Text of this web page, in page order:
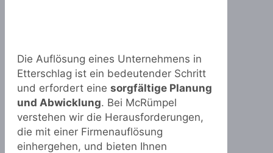
Die Auflösung eines Unternehmens in
Etterschlag ist ein bedeutender Schritt
und erfordert eine sorgfältige Planung
und Abwicklung. Bei McRümpel
verstehen wir die Herausforderungen,
die mit einer Firmenauflösung
einhergehen, und bieten Ihnen